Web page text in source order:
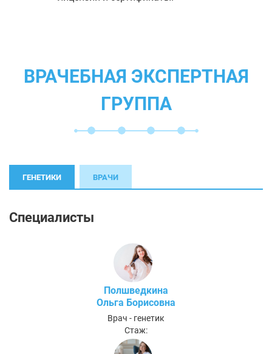
ВРАЧЕБНАЯ ЭКСПЕРТНАЯ
ГРУППА
ГЕНЕТИКИ ВРАЧИ
Специалисты
Полшведкина
Ольга Борисовна
Врач - генетик
Стаж: